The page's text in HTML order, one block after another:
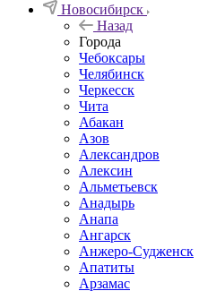
Новосибирск
Назад
Города
Чебоксары
Челябинск
Черкесск
Чита
Абакан
Азов
Александров
Алексин
Альметьевск
Анадырь
Анапа
Ангарск
Анжеро-Судженск
Апатиты
Арзамас